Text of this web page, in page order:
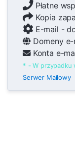
Płatne
Kopia
E-mail -
Domeny
Konta e-
* - W przypadku
Serwer Mailowy